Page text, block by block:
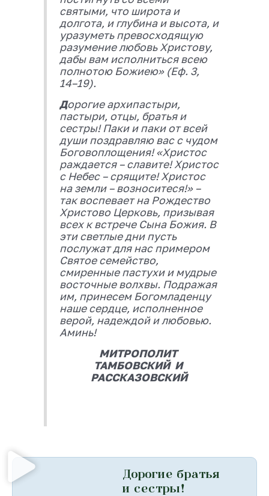
святыми, что широта и
долгота, и глубина и высота, и
уразуметь превосходящую
разумение любовь Христову,
дабы вам исполниться всею
полнотою Божиею» (Еф. 3,
14–19).
Дорогие архипастыри,
пастыри, отцы, братья и
сестры! Паки и паки от всей
души поздравляю вас с чудом
Боговоплощения! «Христос
раждается – славите! Христос
с Небес – срящите! Христос
на земли – возноситеся!» –
так воспевает на Рождество
Христово Церковь, призывая
всех к встрече Сына Божия. В
эти светлые дни пусть
послужат для нас примером
Святое семейство,
смиренные пастухи и мудрые
восточные волхвы. Подражая
им, принесем Богомладенцу
наше сердце, исполненное
верой, надеждой и любовью.
Аминь!
МИТРОПОЛИТ
ТАМБОВСКИЙ И
РАССКАЗОВСКИЙ
Дорогие братья
и сестры!